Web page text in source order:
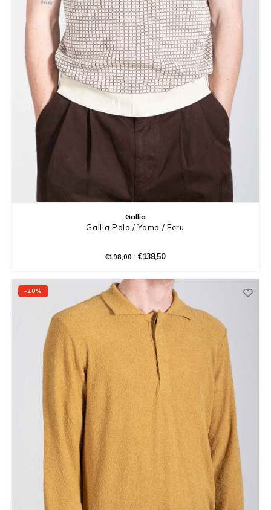
Gallia
Gallia Polo / Yomo / Ecru
€198,00 €138,50
-20%